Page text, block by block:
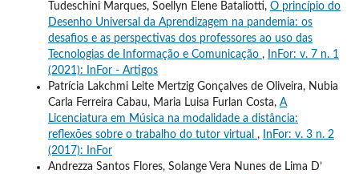
Tudeschini Marques, Soellyn Elene Bataliotti, O princípio do
Desenho Universal da Aprendizagem na pandemia: os
desafios e as perspectivas dos professores ao uso das
Tecnologias de Informação e Comunicação ,
InFor: v. 7 n. 1
(2021): InFor - Artigos
Patrícia Lakchmi Leite Mertzig Gonçalves de Oliveira, Nubia
Carla Ferreira Cabau, Maria Luisa Furlan Costa, A
Licenciatura em Música na modalidade a distância:
reflexões sobre o trabalho do tutor virtual ,
InFor: v. 3 n. 2
(2017): InFor
Andrezza Santos Flores, Solange Vera Nunes de Lima D’